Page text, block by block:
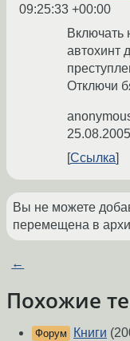
09:25:33 +00:00
Включать
автохинт
Отключи
Ссылка
Вы не можете
перемещена в
←
Похожие
Форум Книги